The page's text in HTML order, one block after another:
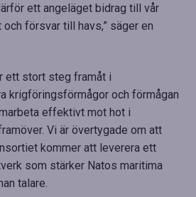
ett angeläget bidrag till vår
försvar till havs,” säger en
ett stort steg framåt i
krigföringsförmågor och förmågan
effektivt mot hot i
Vi är övertygade om att
kommer att leverera ett
som stärker Natos maritima
talare.